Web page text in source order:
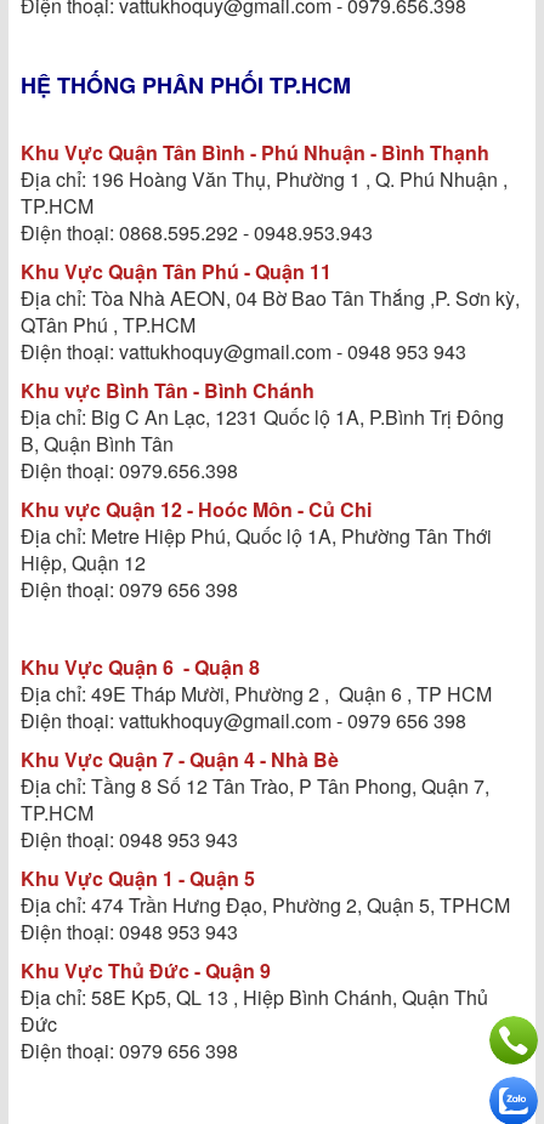
HỆ THỐNG PHÂN PHỐI TP.HCM
Khu Vực Quận Tân Bình - Phú Nhuận - Bình Thạnh
Địa chỉ: 196 Hoàng Văn Thụ, Phường 1 , Q. Phú Nhuận ,
TP.HCM
Điện thoại: 0868.595.292 - 0948.953.943
Khu Vực Quận Tân Phú - Quận 11
Địa chỉ: Tòa Nhà AEON, 04 Bờ Bao Tân Thắng ,P. Sơn kỳ,
QTân Phú , TP.HCM
Điện thoại: vattukhoquy@gmail.com - 0948 953 943
Khu vực Bình Tân - Bình Chánh
Địa chỉ: Big C An Lạc, 1231 Quốc lộ 1A, P.Bình Trị Đông
B, Quận Bình Tân
Điện thoại: 0979.656.398
Khu vực Quận 12 - Hoóc Môn - Củ Chi
Địa chỉ: Metre Hiệp Phú, Quốc lộ 1A, Phường Tân Thới
Hiệp, Quận 12
Điện thoại: 0979 656 398
Khu Vực Quận 6 - Quận 8
Địa chỉ: 49E Tháp Mười, Phường 2 , Quận 6 , TP HCM
Điện thoại: vattukhoquy@gmail.com - 0979 656 398
Khu Vực Quận 7 - Quận 4 - Nhà Bè
Địa chỉ: Tầng 8 Số 12 Tân Trào, P Tân Phong, Quận 7,
TP.HCM
Điện thoại: 0948 953 943
Khu Vực Quận 1 - Quận 5
Địa chỉ: 474 Trần Hưng Đạo, Phường 2, Quận 5, TPHCM
Điện thoại: 0948 953 943
Khu Vực Thủ Đức - Quận 9
Địa chỉ: 58E Kp5, QL 13 , Hiệp Bình Chánh, Quận Thủ
Đức
Điện thoại: 0979 656 398